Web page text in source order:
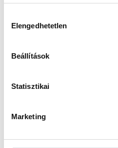
Elengedhetetlen
Beállítások
Statisztikai
Marketing